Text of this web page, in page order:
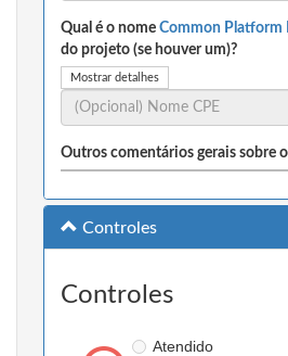
Qual é o nome Common Platform
do projeto (se houver um)?
Mostrar detalhes
Outros comentários gerais sobre
Controles
Controles
Atendido